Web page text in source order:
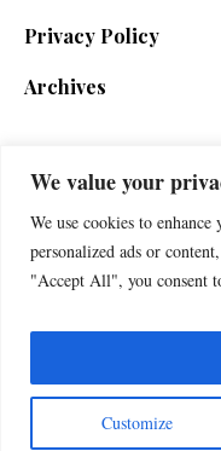
We value your
We use cookies to
personalized ads or
"Accept All", you consent
Customize
Privacy Policy
Archives
SIGN UP FOR THE